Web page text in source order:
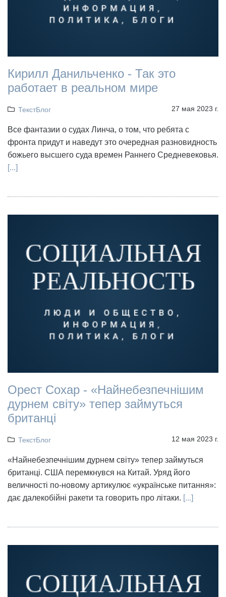
Кирилл Данильченко - Так это
работает в реальном мире
ТекстБлог 27 мая 2023 г.
Все фантазии о судах Линча, о том, что ребята с
фронта придут и наведут это очередная разновидность
божьего высшего суда времен Раннего Средневековья.
[...]
Орест Сохар - «Найнебезпечнішим
дурнем світу» тепер займуться
британці
ТекстБлог 12 мая 2023 г.
«Найнебезпечнішим дурнем світу» тепер займуться
британці. США перемкнувся на Китай. Уряд його
величності по-новому артикулює «українське питання»:
дає далекобійні ракети та говорить про літаки. [...]